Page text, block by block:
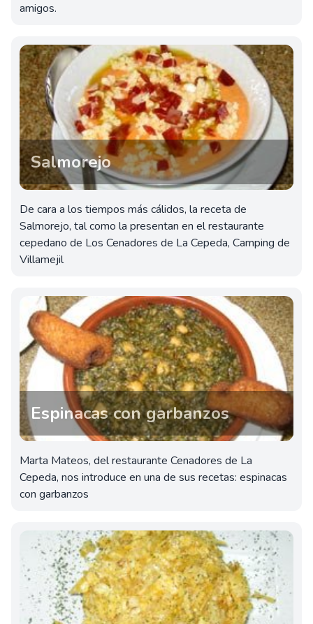
amigos.
Salmorejo
De cara a los tiempos más cálidos, la receta de
Salmorejo, tal como la presentan en el restaurante
cepedano de Los Cenadores de La Cepeda, Camping de
Villamejil
Espinacas con garbanzos
Marta Mateos, del restaurante Cenadores de La
Cepeda, nos introduce en una de sus recetas: espinacas
con garbanzos